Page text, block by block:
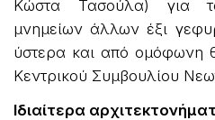
Κώστα Τασούλα) για
μνημείων άλλων έξι
ύστερα και από ομόφωνη
Κεντρικού Συμβουλίου
Ιδιαίτερα